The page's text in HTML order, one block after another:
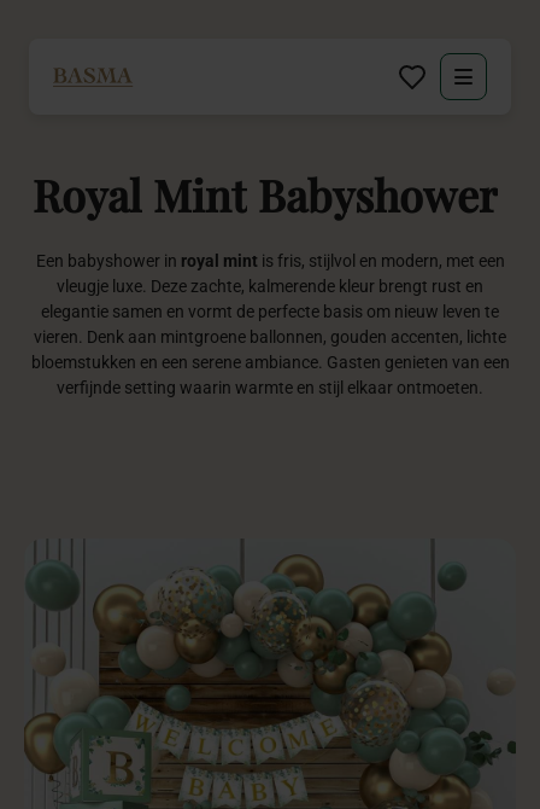
Zakelijk
Decoratie huren
Inspiratie
Over BASMA
Royal Mint Babyshower
Een babyshower in royal mint is fris, stijlvol en modern, met een
vleugje luxe. Deze zachte, kalmerende kleur brengt rust en
elegantie samen en vormt de perfecte basis om nieuw leven te
vieren. Denk aan mintgroene ballonnen, gouden accenten, lichte
bloemstukken en een serene ambiance. Gasten genieten van een
verfijnde setting waarin warmte en stijl elkaar ontmoeten.